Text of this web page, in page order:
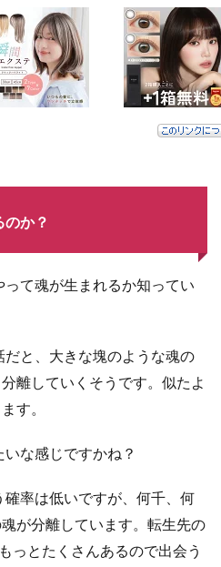
のか？
て魂が生まれるか知ってい
だと、大きな塊のような魂の
離していくそうです。似たよ
す。
な感じですかね？
確率は低いですが、何千、何
が分離しています。転生先の
っとたくさんあるので出会う